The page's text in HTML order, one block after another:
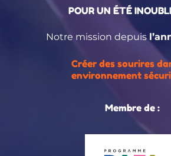
POUR UN ÉTÉ
Notre mission depuis
Créer des sourires
environnement
Membre de :